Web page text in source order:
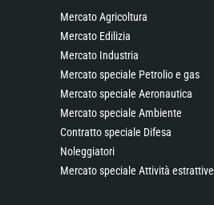
Mercato Agricoltura
Mercato Edilizia
Mercato Industria
Mercato speciale Petrolio e gas
Mercato speciale Aeronautica
Mercato speciale Ambiente
Contratto speciale Difesa
Noleggiatori
Mercato speciale Attività estrattive